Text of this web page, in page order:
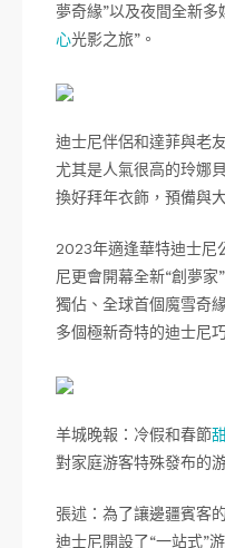
夢奇緣”以及夜間全新多
心光影之旅”。
迪士尼伴侶和達菲與老
尤其是人氣很高的玲娜
換好拜年衣飾，預備與
2023年適逢華特迪士尼
尼更會開幕全新“創夢
獨佔、全球首個魔雪奇
多個極新奇特的迪士尼
羊城晚報：冷假和春節
對家庭游客特殊發布的
張述：為了讓邊疆賓客
迪士尼開設了“一站式”